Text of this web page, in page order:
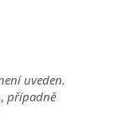
uveden.
, případně